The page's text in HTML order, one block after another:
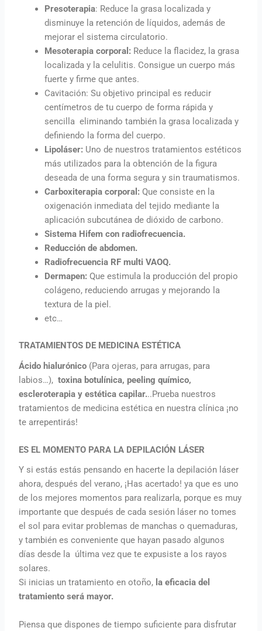
Presoterapia: Reduce la grasa localizada y
disminuye la retención de líquidos, además de
mejorar el sistema circulatorio.
Mesoterapia corporal: Reduce la flacidez, la grasa
localizada y la celulitis. Consigue un cuerpo más
fuerte y firme que antes.
Cavitación: Su objetivo principal es reducir
centímetros de tu cuerpo de forma rápida y
sencilla eliminando también la grasa localizada y
definiendo la forma del cuerpo.
Lipoláser: Uno de nuestros tratamientos estéticos
más utilizados para la obtención de la figura
deseada de una forma segura y sin traumatismos.
Carboxiterapia corporal: Que consiste en la
oxigenación inmediata del tejido mediante la
aplicación subcutánea de dióxido de carbono.
Sistema Hifem con radiofrecuencia.
Reducción de abdomen.
Radiofrecuencia RF multi VAOQ.
Dermapen: Que estimula la producción del propio
colágeno, reduciendo arrugas y mejorando la
textura de la piel.
etc…
TRATAMIENTOS DE MEDICINA ESTÉTICA
Ácido hialurónico (Para ojeras, para arrugas, para
labios…),toxina botulínica, peeling químico,
escleroterapia y estética capilar...Prueba nuestros
tratamientos de medicina estética en nuestra clínica ¡no
te arrepentirás!
ES EL MOMENTO PARA LA DEPILACIÓN LÁSER
Y si estás estás pensando en hacerte la depilación láser
ahora, después del verano, ¡Has acertado! ya que es uno
de los mejores momentos para realizarla, porque es muy
importante que después de cada sesión láser no tomes
el sol para evitar problemas de manchas o quemaduras,
y también es conveniente que hayan pasado algunos
días desde la última vez que te expusiste a los rayos
solares.
Si inicias un tratamiento en otoño, la eficacia del
tratamiento será mayor.
Piensa que dispones de tiempo suficiente para disfrutar